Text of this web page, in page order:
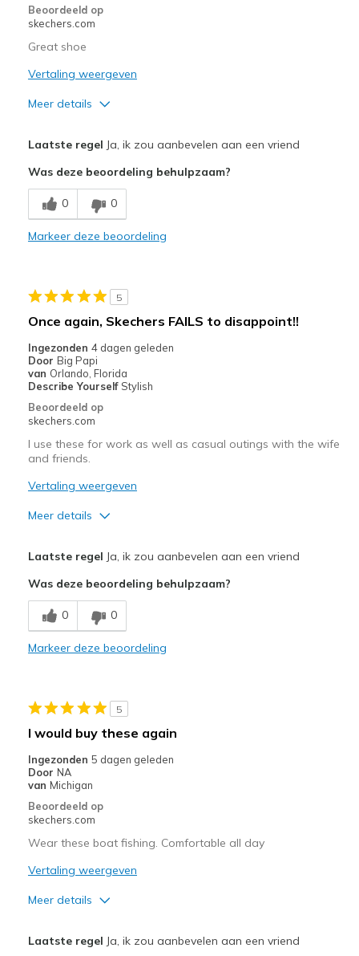
Beoordeeld op
skechers.com
Great shoe
Vertaling weergeven
Meer details
Breathe Well
Comfortable
Going Out
Sizing
Laatste regel Ja, ik zou aanbevelen aan een vriend
Was deze beoordeling behulpzaam?
0 0
Markeer deze beoordeling
5
Once again, Skechers FAILS to disappoint!!
Ingezonden 4 dagen geleden
Door Big Papi
van Orlando, Florida
Describe Yourself Stylish
Beoordeeld op
skechers.com
I use these for work as well as casual outings with the wife
and friends.
Vertaling weergeven
Meer details
Breathe Well
Comfortable
Going Out
Special Occasions
Travel
Width
Feels true to width
Sizing
Laatste regel Ja, ik zou aanbevelen aan een vriend
Was deze beoordeling behulpzaam?
0 0
Markeer deze beoordeling
5
I would buy these again
Ingezonden 5 dagen geleden
Door NA
van Michigan
Beoordeeld op
skechers.com
Wear these boat fishing. Comfortable all day
Vertaling weergeven
Meer details
Laatste regel Ja, ik zou aanbevelen aan een vriend